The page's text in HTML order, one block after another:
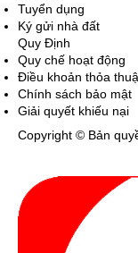
Tuyển dụng
Ký gửi nhà đất
Quy Định
Quy chế hoạt động
Điều khoản thỏa
Chính sách bảo mật
Giải quyết khiếu nại
Copyright © Bản